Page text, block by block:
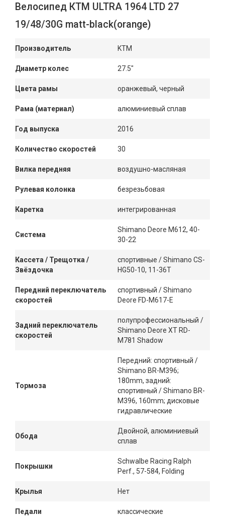
Велосипед КТМ ULTRA 1964 LTD 27
19/48/30G matt-black(orange)
Производитель KTM
Диаметр колес 27.5"
Цвета рамы оранжевый, черный
Рама (материал) алюминиевый сплав
Год выпуска 2016
Количество скоростей 30
Вилка передняя воздушно-масляная
Рулевая колонка безрезьбовая
Каретка интегрированная
Система
Shimano Deore M612, 40-
30-22
Кассета / Трещотка /
Звёздочка
спортивные / Shimano CS-
HG50-10, 11-36T
Передний переключатель
скоростей
спортивный / Shimano
Deore FD-M617-E
Задний переключатель
скоростей
полупрофессиональный /
Shimano Deore XT RD-
M781 Shadow
Тормоза
Передний: спортивный /
Shimano BR-M396;
180mm, задний:
спортивный / Shimano BR-
M396, 160mm; дисковые
гидравлические
Обода
Двойной, алюминиевый
сплав
Покрышки
Schwalbe Racing Ralph
Perf., 57-584, Folding
Крылья Нет
Педали классические